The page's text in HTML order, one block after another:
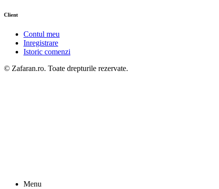
Client
Contul meu
Inregistrare
Istoric comenzi
© Zafaran.ro. Toate drepturile rezervate.
Menu